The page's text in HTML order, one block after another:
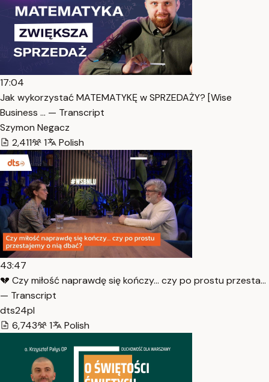
17:04
Jak wykorzystać MATEMATYKĘ w SPRZEDAŻY? [Wise
Business … — Transcript
Szymon Negacz
2,411
1 Polish
43:47
💔 Czy miłość naprawdę się kończy… czy po prostu przesta…
— Transcript
dts24pl
6,743
1 Polish